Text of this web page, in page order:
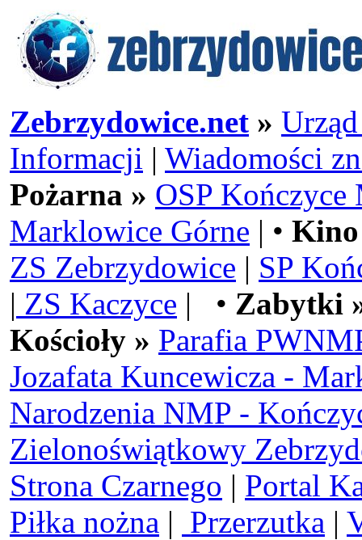
Zebrzydowice.net »
Informacji | Wiadomości
Pożarna » OSP Kończyce
Marklowice Górne | •
ZS Zebrzydowice | SP
| ZS Kaczyce | • Zabytki
Kościoły » Parafia
Jozafata Kuncewicza -
Narodzenia NMP -
Zielonoświątkowy
Strona Czarnego | Portal
Piłka nożna | Przerzutka |